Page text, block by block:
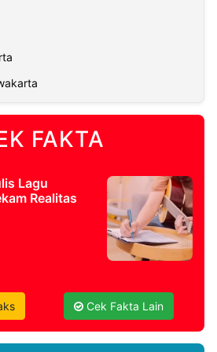
FAKTA
Lagu
Realitas
Cek Fakta Lain